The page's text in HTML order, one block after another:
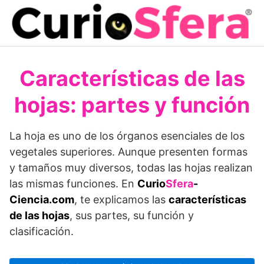
Saltar
contenido
Características de las
hojas: partes y función
La hoja es uno de los órganos esenciales de los
vegetales superiores. Aunque presenten formas
y tamaños muy diversos, todas las hojas realizan
las mismas funciones. En CurioSfera-
Ciencia.com, te explicamos las características
de las hojas, sus partes, su función y
clasificación.